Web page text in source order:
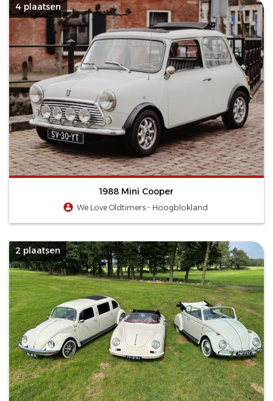
4 plaatsen
1988 Mini Cooper
We Love Oldtimers - Hoogblokland
2 plaatsen